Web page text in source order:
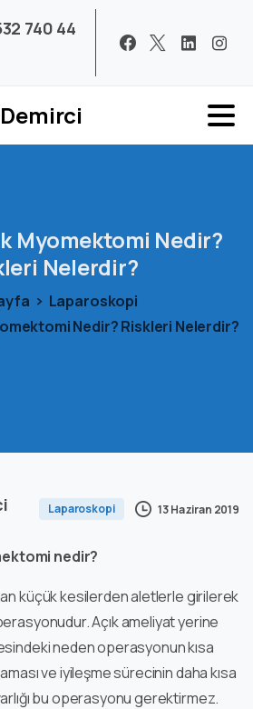
740 44
Myomektomi Nedir?
Nelerdir?
Laparoskopi
Nedir? Riskleri Nelerdir?
Laparoskopi 13 Haziran 2019
nedir?
küçük kesilerden aletlerle girilerek
Açık ameliyat yerine
neden operasyonun kısa
ve iyileşme sürecinin daha kısa
bu operasyonu gerektirmez.